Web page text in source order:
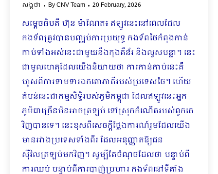
សង្កថា ByCNV Team 20 February, 2026
សម្តេចធិបតី ហ៊ុន ម៉ាណែត៖ ឥឡូវនេះនៅពេលដែល
កងទ័ពត្រូវបានបញ្ឈប់ការប្រយុទ្ធ កងទ័ពថៃកំពុងកាន់
កាប់ទាំងអស់នេះជាមួយនឹងកុងតឺន័រ និងលួសបន្លា។ នេះ
ជាមូលហេតុដែលយើងនិយាយថា ការកាន់កាប់នេះគឺ
ហួសពីការទាមទារឯកតោភាគីរបស់ប្រទេសថៃ។ ហើយ
តំបន់នេះជាកម្មសិទ្ធិរបស់ភូមិកម្ពុជា ដែលឥឡូវនេះអ្នក
ភូមិជាច្រើនមិនអាចត្រឡប់ ទៅស្រុកកំណើតរបស់ពួកគេ
វិញបានទេ។ នេះខុសពីសេចក្តីថ្លែងការណ៍រួមដែលយើង
មានរវាងប្រទេសទាំងពីរ ដែលអនុញ្ញាតឱ្យជន
ស៊ីវិលត្រឡប់មកវិញ។ សូម្បីតែចំណុចដែលថា បន្ទាប់ពី
ការឈប់ បន្ទាប់ពីការបាញ់ប្រហារ កងទ័ពនៅទីតាំង